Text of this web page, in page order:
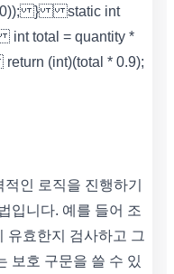
50)); } static int
int total = quantity *
(int)(total * 0.9);
인 로직을 진행하기
입니다. 예를 들어 조
유효한지 검사하고 그
보호 구문을 쓸 수 있